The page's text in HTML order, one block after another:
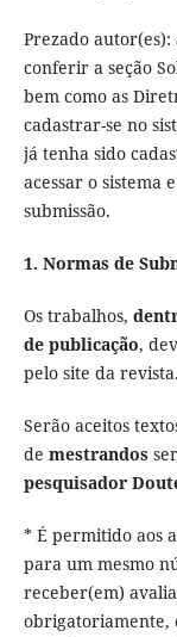
Prezado autor(es):
conferir a seção
bem como as
cadastrar-se no
já tenha sido
acessar o sistema
submissão.
1. Normas de
Os trabalhos,
de publicação,
pelo site da revista.
Serão aceitos
de mestrandos
pesquisador
* É permitido aos
para um mesmo
receber(em)
obrigatoriamente,